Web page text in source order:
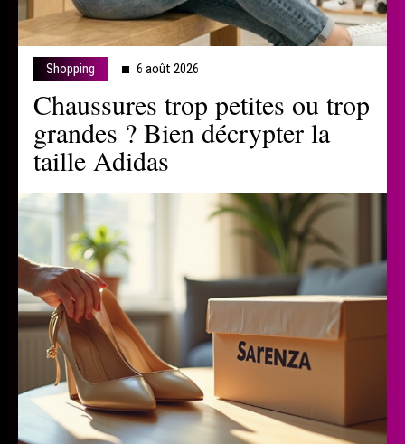
Shopping 6 août 2026
Chaussures trop petites ou trop
grandes ? Bien décrypter la
taille Adidas